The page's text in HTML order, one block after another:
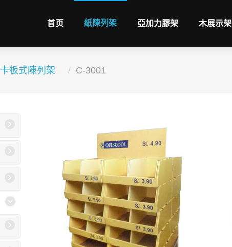
首页 紙陳列架 亞加力膠架 木展示架
卡板式陳列架 C-3001